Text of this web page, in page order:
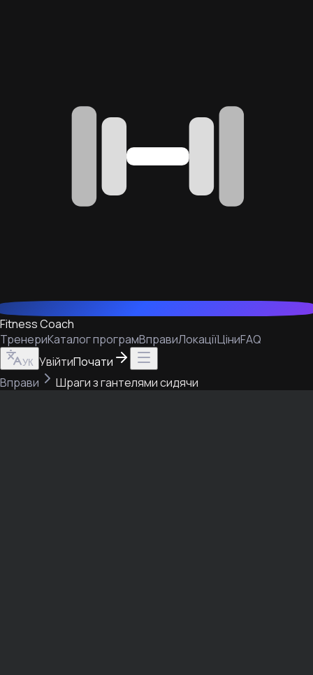
Fitness Coach
ТренериКаталог програмВправиЛокаціїЦіниFAQ
УК УвійтиПочати
Вправи
Шраги з гантелями сидячи